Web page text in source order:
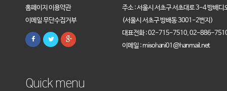
홈페이지 이용약관
이메일 무단수집거부
주소 : 서울시 서초구 서초대로 3-4 방배
(서울시 서초구 방배동 3001-2번지)
대표전화 : 02-715-7510, 02-886-
이메일 : misohani01@hanmail.net
Quick menu